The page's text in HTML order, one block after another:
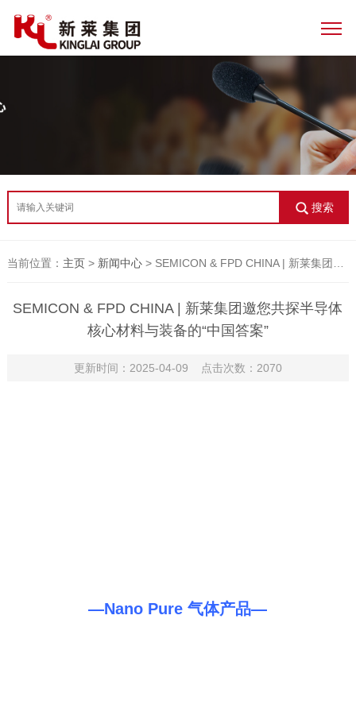
搜索
当前位置： 主页> 新闻中心> SEMICON & FPD CHINA | 新莱集团邀您共探半导体核心材料与装备的“中国答案”​
SEMICON & FPD CHINA | 新莱集团邀您共探半导体
核心材料与装备的“中国答案”​
更新时间：2025-04-09 点击次数：2070
—Nano Pure 气体产品—